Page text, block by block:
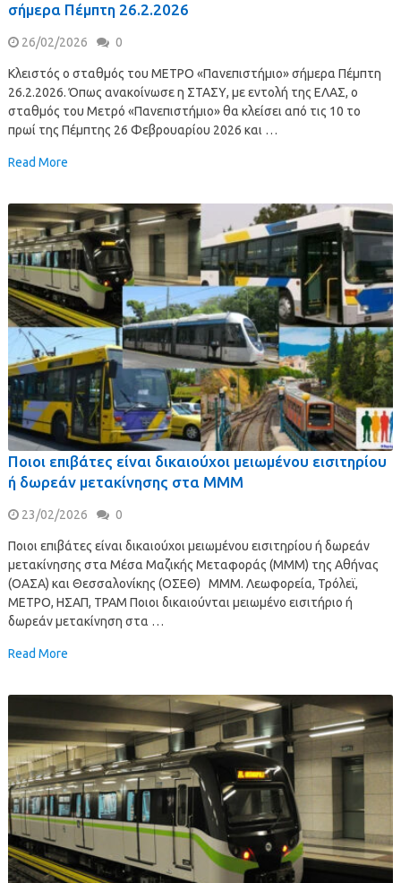
σήμερα Πέμπτη 26.2.2026
26/02/2026 0
Κλειστός ο σταθμός του ΜΕΤΡΟ «Πανεπιστήμιο» σήμερα Πέμπτη
26.2.2026. Όπως ανακοίνωσε η ΣΤΑΣΥ, με εντολή της ΕΛΑΣ, ο
σταθμός του Μετρό «Πανεπιστήμιο» θα κλείσει από τις 10 το
πρωί της Πέμπτης 26 Φεβρουαρίου 2026 και …
Read More
Ποιοι επιβάτες είναι δικαιούχοι μειωμένου εισιτηρίου
ή δωρεάν μετακίνησης στα ΜΜΜ
23/02/2026 0
Ποιοι επιβάτες είναι δικαιούχοι μειωμένου εισιτηρίου ή δωρεάν
μετακίνησης στα Μέσα Μαζικής Μεταφοράς (ΜΜΜ) της Αθήνας
(ΟΑΣΑ) και Θεσσαλονίκης (ΟΣΕΘ) ΜΜΜ. Λεωφορεία, Τρόλεϊ,
ΜΕΤΡΟ, ΗΣΑΠ, ΤΡΑΜ Ποιοι δικαιούνται μειωμένο εισιτήριο ή
δωρεάν μετακίνηση στα …
Read More